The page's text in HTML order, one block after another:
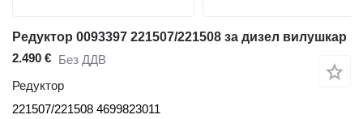
Редуктор 0093397 221507/221508 за дизел вилушкар
2.490 € Без ДДВ
Редуктор
221507/221508 4699823011